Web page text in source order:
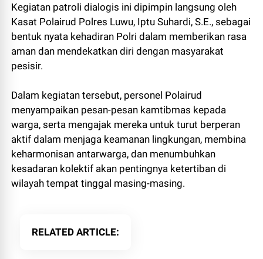
Kegiatan patroli dialogis ini dipimpin langsung oleh
Kasat Polairud Polres Luwu, Iptu Suhardi, S.E., sebagai
bentuk nyata kehadiran Polri dalam memberikan rasa
aman dan mendekatkan diri dengan masyarakat
pesisir.
Dalam kegiatan tersebut, personel Polairud
menyampaikan pesan-pesan kamtibmas kepada
warga, serta mengajak mereka untuk turut berperan
aktif dalam menjaga keamanan lingkungan, membina
keharmonisan antarwarga, dan menumbuhkan
kesadaran kolektif akan pentingnya ketertiban di
wilayah tempat tinggal masing-masing.
RELATED ARTICLE